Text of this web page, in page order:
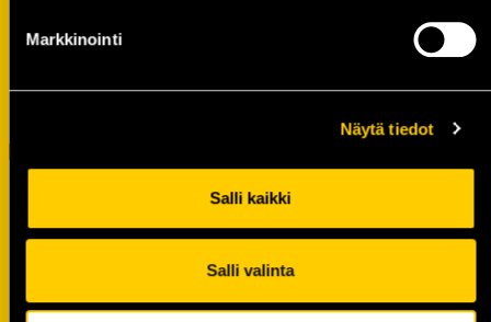
Markkinointi
Näytä tiedot
Salli kaikki
Salli valinta
29.07.
maalivahtivalmentajaksi